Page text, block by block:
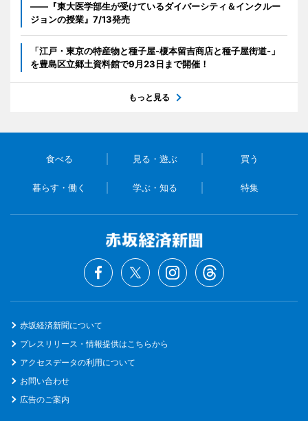
――『東大医学部生が受けているダイバーシティ＆インクルー
ジョンの授業』7/13発売
「江戸・東京の特産物と種子屋-榎本留吉商店と種子屋街道-」
を豊島区立郷土資料館で9月23日まで開催！
もっと見る
食べる 見る・遊ぶ 買う
暮らす・働く 学ぶ・知る 特集
赤坂経済新聞について
プレスリリース・情報提供はこちらから
アクセスデータの利用について
お問い合わせ
広告のご案内